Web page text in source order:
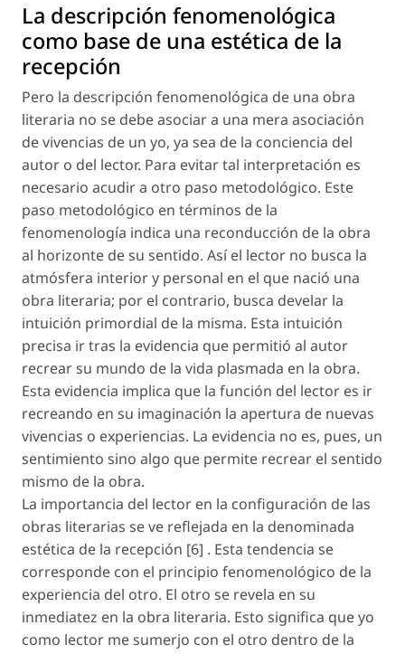
La descripción fenomenológica
como base de una estética de la
recepción
Pero la descripción fenomenológica de una obra
literaria no se debe asociar a una mera asociación
de vivencias de un yo, ya sea de la conciencia del
autor o del lector. Para evitar tal interpretación es
necesario acudir a otro paso metodológico. Este
paso metodológico en términos de la
fenomenología indica una reconducción de la obra
al horizonte de su sentido. Así el lector no busca la
atmósfera interior y personal en el que nació una
obra literaria; por el contrario, busca develar la
intuición primordial de la misma. Esta intuición
precisa ir tras la evidencia que permitió al autor
recrear su mundo de la vida plasmada en la obra.
Esta evidencia implica que la función del lector es ir
recreando en su imaginación la apertura de nuevas
vivencias o experiencias. La evidencia no es, pues, un
sentimiento sino algo que permite recrear el sentido
mismo de la obra.
La importancia del lector en la configuración de las
obras literarias se ve reflejada en la denominada
estética de la recepción [6] . Esta tendencia se
corresponde con el principio fenomenológico de la
experiencia del otro. El otro se revela en su
inmediatez en la obra literaria. Esto significa que yo
como lector me sumerjo con el otro dentro de la